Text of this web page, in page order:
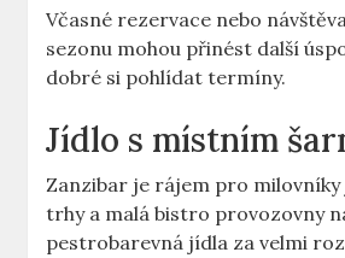
Včasné rezervace nebo
sezonu mohou přinést další
dobré si pohlídat termíny.
Jídlo s místním
Zanzibar je rájem pro
trhy a malá bistro provozovny
pestrobarevná jídla za velmi